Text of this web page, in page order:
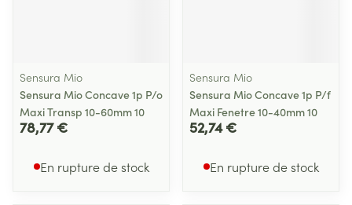
Sensura Mio
Sensura Mio Concave 1p P/o
Maxi Transp 10-60mm 10
78,77 €
En rupture de stock
Sensura Mio
Sensura Mio Concave 1p P/f
Maxi Fenetre 10-40mm 10
52,74 €
En rupture de stock